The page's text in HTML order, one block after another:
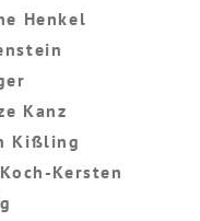
Henkel
Kanz
Kißling
Kersten